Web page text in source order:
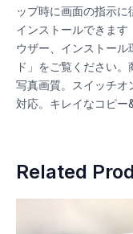
ップ時に画面の指示に
インストールできます
ウザー、インストール
ド」をご覧ください
写真画質。スイッチオ
対応。キレイなコピー
Related